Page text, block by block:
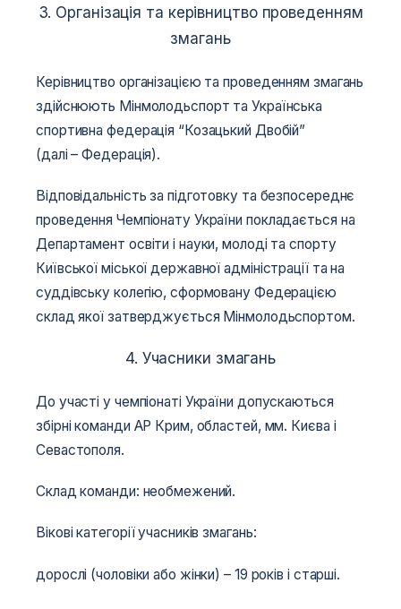
3. Організація та керівництво проведенням
змагань
Керівництво організацією та проведенням змагань
здійснюють Мінмолодьспорт та Українська
спортивна федерація “Козацький Двобій”
(далі – Федерація).
Відповідальність за підготовку та безпосереднє
проведення Чемпіонату України покладається на
Департамент освіти і науки, молоді та спорту
Київської міської державної адміністрації та на
суддівську колегію, сформовану Федерацією
склад якої затверджується Мінмолодьспортом.
4. Учасники змагань
До участі у чемпіонаті України допускаються
збірні команди АР Крим, областей, мм. Києва і
Севастополя.
Склад команди: необмежений.
Вікові категорії учасників змагань:
дорослі (чоловіки або жінки) – 19 років і старші.